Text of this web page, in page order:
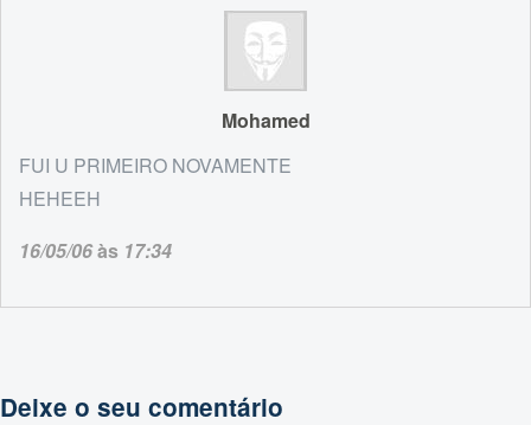
Mohamed
FUI U PRIMEIRO NOVAMENTE
HEHEEH
16/05/06às 17:34
Deixe o seu comentário